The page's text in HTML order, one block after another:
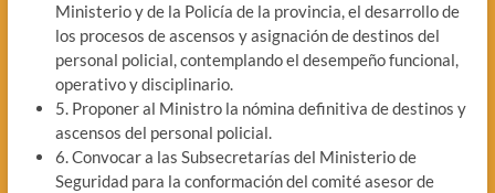
Ministerio y de la Policía de la provincia, el desarrollo de
los procesos de ascensos y asignación de destinos del
personal policial, contemplando el desempeño funcional,
operativo y disciplinario.
5. Proponer al Ministro la nómina definitiva de destinos y
ascensos del personal policial.
6. Convocar a las Subsecretarías del Ministerio de
Seguridad para la conformación del comité asesor de